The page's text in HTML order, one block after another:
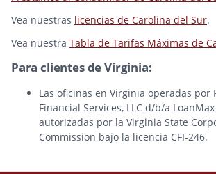
Vea nuestras licencias de Carolina del Sur.
Vea nuestra Tabla de Tarifas Máximas de
Para clientes de Virginia:
Las oficinas en Virginia operadas por
Financial Services, LLC d/b/a
autorizadas por la Virginia State
Commission bajo la licencia CFI-246.